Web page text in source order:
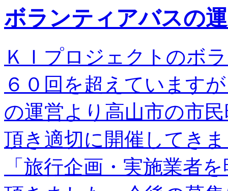
ボランティアバスの
ＫＩプロジェクトのボ
６０回を超えています
の運営より高山市の市
頂き適切に開催してき
「旅行企画・実施業者